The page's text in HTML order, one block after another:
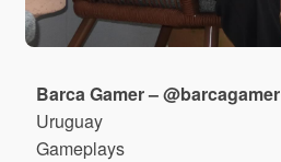
Barca Gamer – @barcagamer
Uruguay
Gameplays